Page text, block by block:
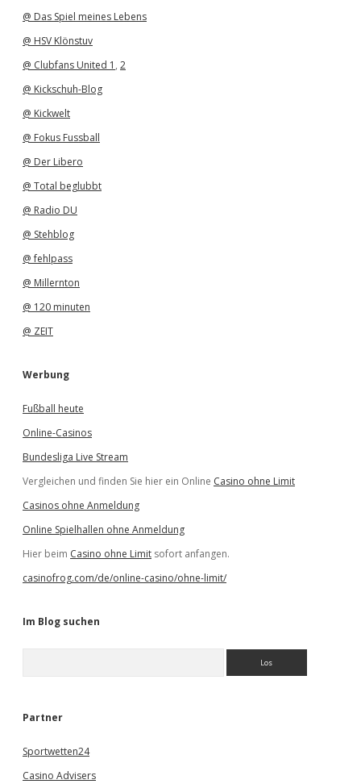
@ Das Spiel meines Lebens
@ HSV Klönstuv
@ Clubfans United 1 , 2
@ Kickschuh-Blog
@ Kickwelt
@ Fokus Fussball
@ Der Libero
@ Total beglubbt
@ Radio DU
@ Stehblog
@ fehlpass
@ Millernton
@ 120 minuten
@ ZEIT
Werbung
Fußball heute
Online-Casinos
Bundesliga Live Stream
Vergleichen und finden Sie hier ein Online Casino ohne Limit
Casinos ohne Anmeldung
Online Spielhallen ohne Anmeldung
Hier beim Casino ohne Limit sofort anfangen.
casinofrog.com/de/online-casino/ohne-limit/
Im Blog suchen
e
Partner
Sportwetten24
Casino Advisers